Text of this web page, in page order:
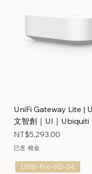
UniFi Gateway Lite |
文智創｜UI｜Ubiquiti
價格
NT$5,293.00
已含 稅金
USW-Pro-HD-24